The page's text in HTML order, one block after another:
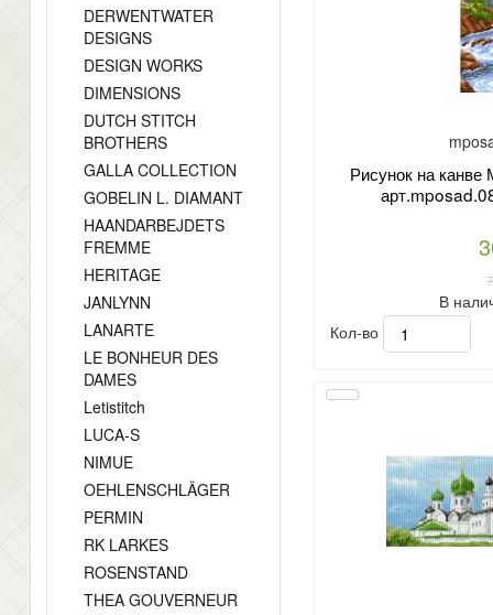
DERWENTWATER
DESIGNS
DESIGN WORKS
DIMENSIONS
DUTCH STITCH
BROTHERS
GALLA COLLECTION
GOBELIN L. DIAMANT
HAANDARBEJDETS
FREMME
HERITAGE
JANLYNN
LANARTE
LE BONHEUR DES
DAMES
Letistitch
LUCA-S
NIMUE
OEHLENSCHLÄGER
PERMIN
RK LARKES
ROSENSTAND
THEA GOUVERNEUR
Рисунок на
В
Кол-во